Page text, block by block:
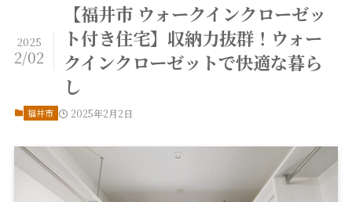
【福井市 ウォークインクローゼッ
ト付き住宅】収納力抜群！ウォー
クインクローゼットで快適な暮ら
し
2025
2/02
福井市 2025年2月2日